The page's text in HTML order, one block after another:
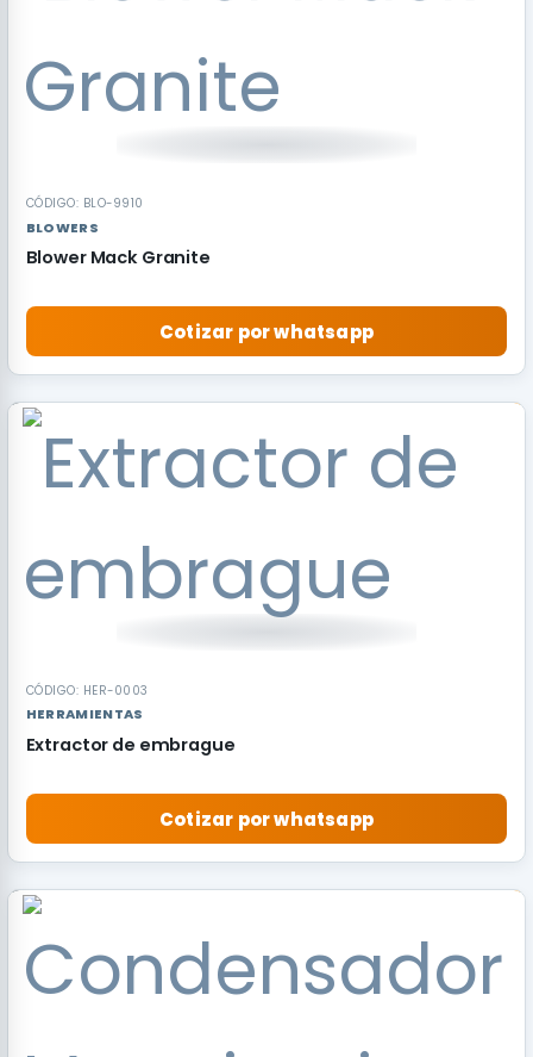
CÓDIGO: BLO-9910
BLOWERS
Blower Mack Granite
Cotizar por whatsapp
RECOMENDADO
CÓDIGO: HER-0003
HERRAMIENTAS
Extractor de embrague
Cotizar por whatsapp
RECOMENDADO